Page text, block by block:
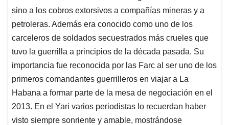
sino a los cobros extorsivos a compañías mineras y a
petroleras. Además era conocido como uno de los
carceleros de soldados secuestrados más crueles que
tuvo la guerrilla a principios de la década pasada. Su
importancia fue reconocida por las Farc al ser uno de los
primeros comandantes guerrilleros en viajar a La
Habana a formar parte de la mesa de negociación en el
2013. En el Yari varios periodistas lo recuerdan haber
visto siempre sonriente y amable, mostrándose